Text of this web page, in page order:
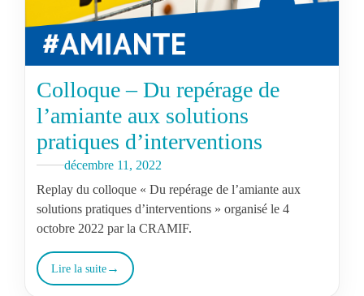
Colloque – Du repérage de
l’amiante aux solutions
pratiques d’interventions
décembre 11, 2022
Replay du colloque « Du repérage de l’amiante aux
solutions pratiques d’interventions » organisé le 4
octobre 2022 par la CRAMIF.
Lire la suite